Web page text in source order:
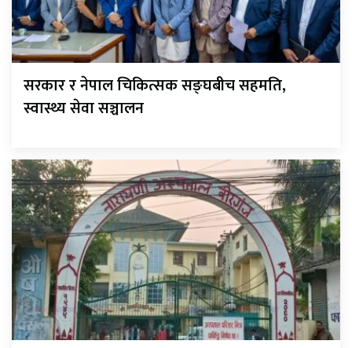
सरकार र नेपाल चिकित्सक सङ्घबीच सहमति,
स्वास्थ्य सेवा सञ्चालन